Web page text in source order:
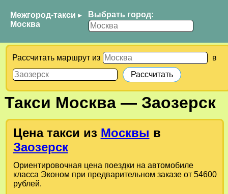
Межгород-такси ▸
Москва
Выбрать город:
Рассчитать маршрут из в
Такси Москва— Заозерск
Цена такси из Москвы в
Заозерск
Ориентировочная цена поездки на автомобиле
класса Эконом при предварительном заказе от 54600
рублей.